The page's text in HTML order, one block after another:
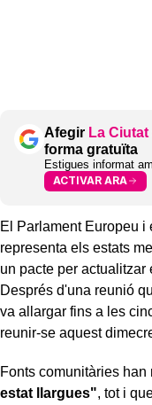
Afegir La Ciutat
forma gratuïta
Estigues informat
ACTIVAR ARA
El Parlament Europeu
representa els estats
un pacte per actualitzar
Després d'una reunió
va allargar fins a les
reunir-se aquest
Fonts comunitàries
estat llargues", tot i